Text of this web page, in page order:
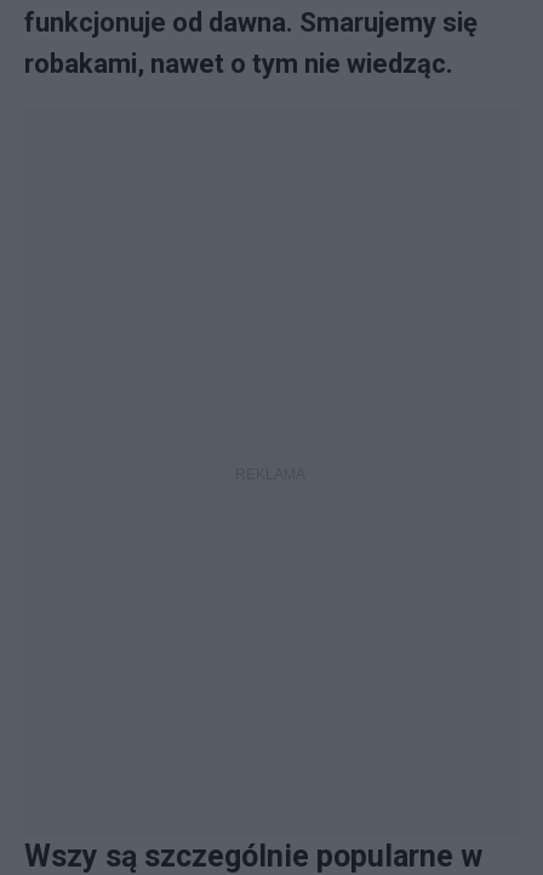
funkcjonuje od dawna. Smarujemy się
robakami, nawet o tym nie wiedząc.
Wszy są szczególnie popularne w